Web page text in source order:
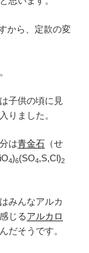
から、定款の変
子供の頃に見
りました。
は青金石 （せ
4)6(SO4,S,Cl)2
みんなアルカ
じるアルカロ
だそうです。